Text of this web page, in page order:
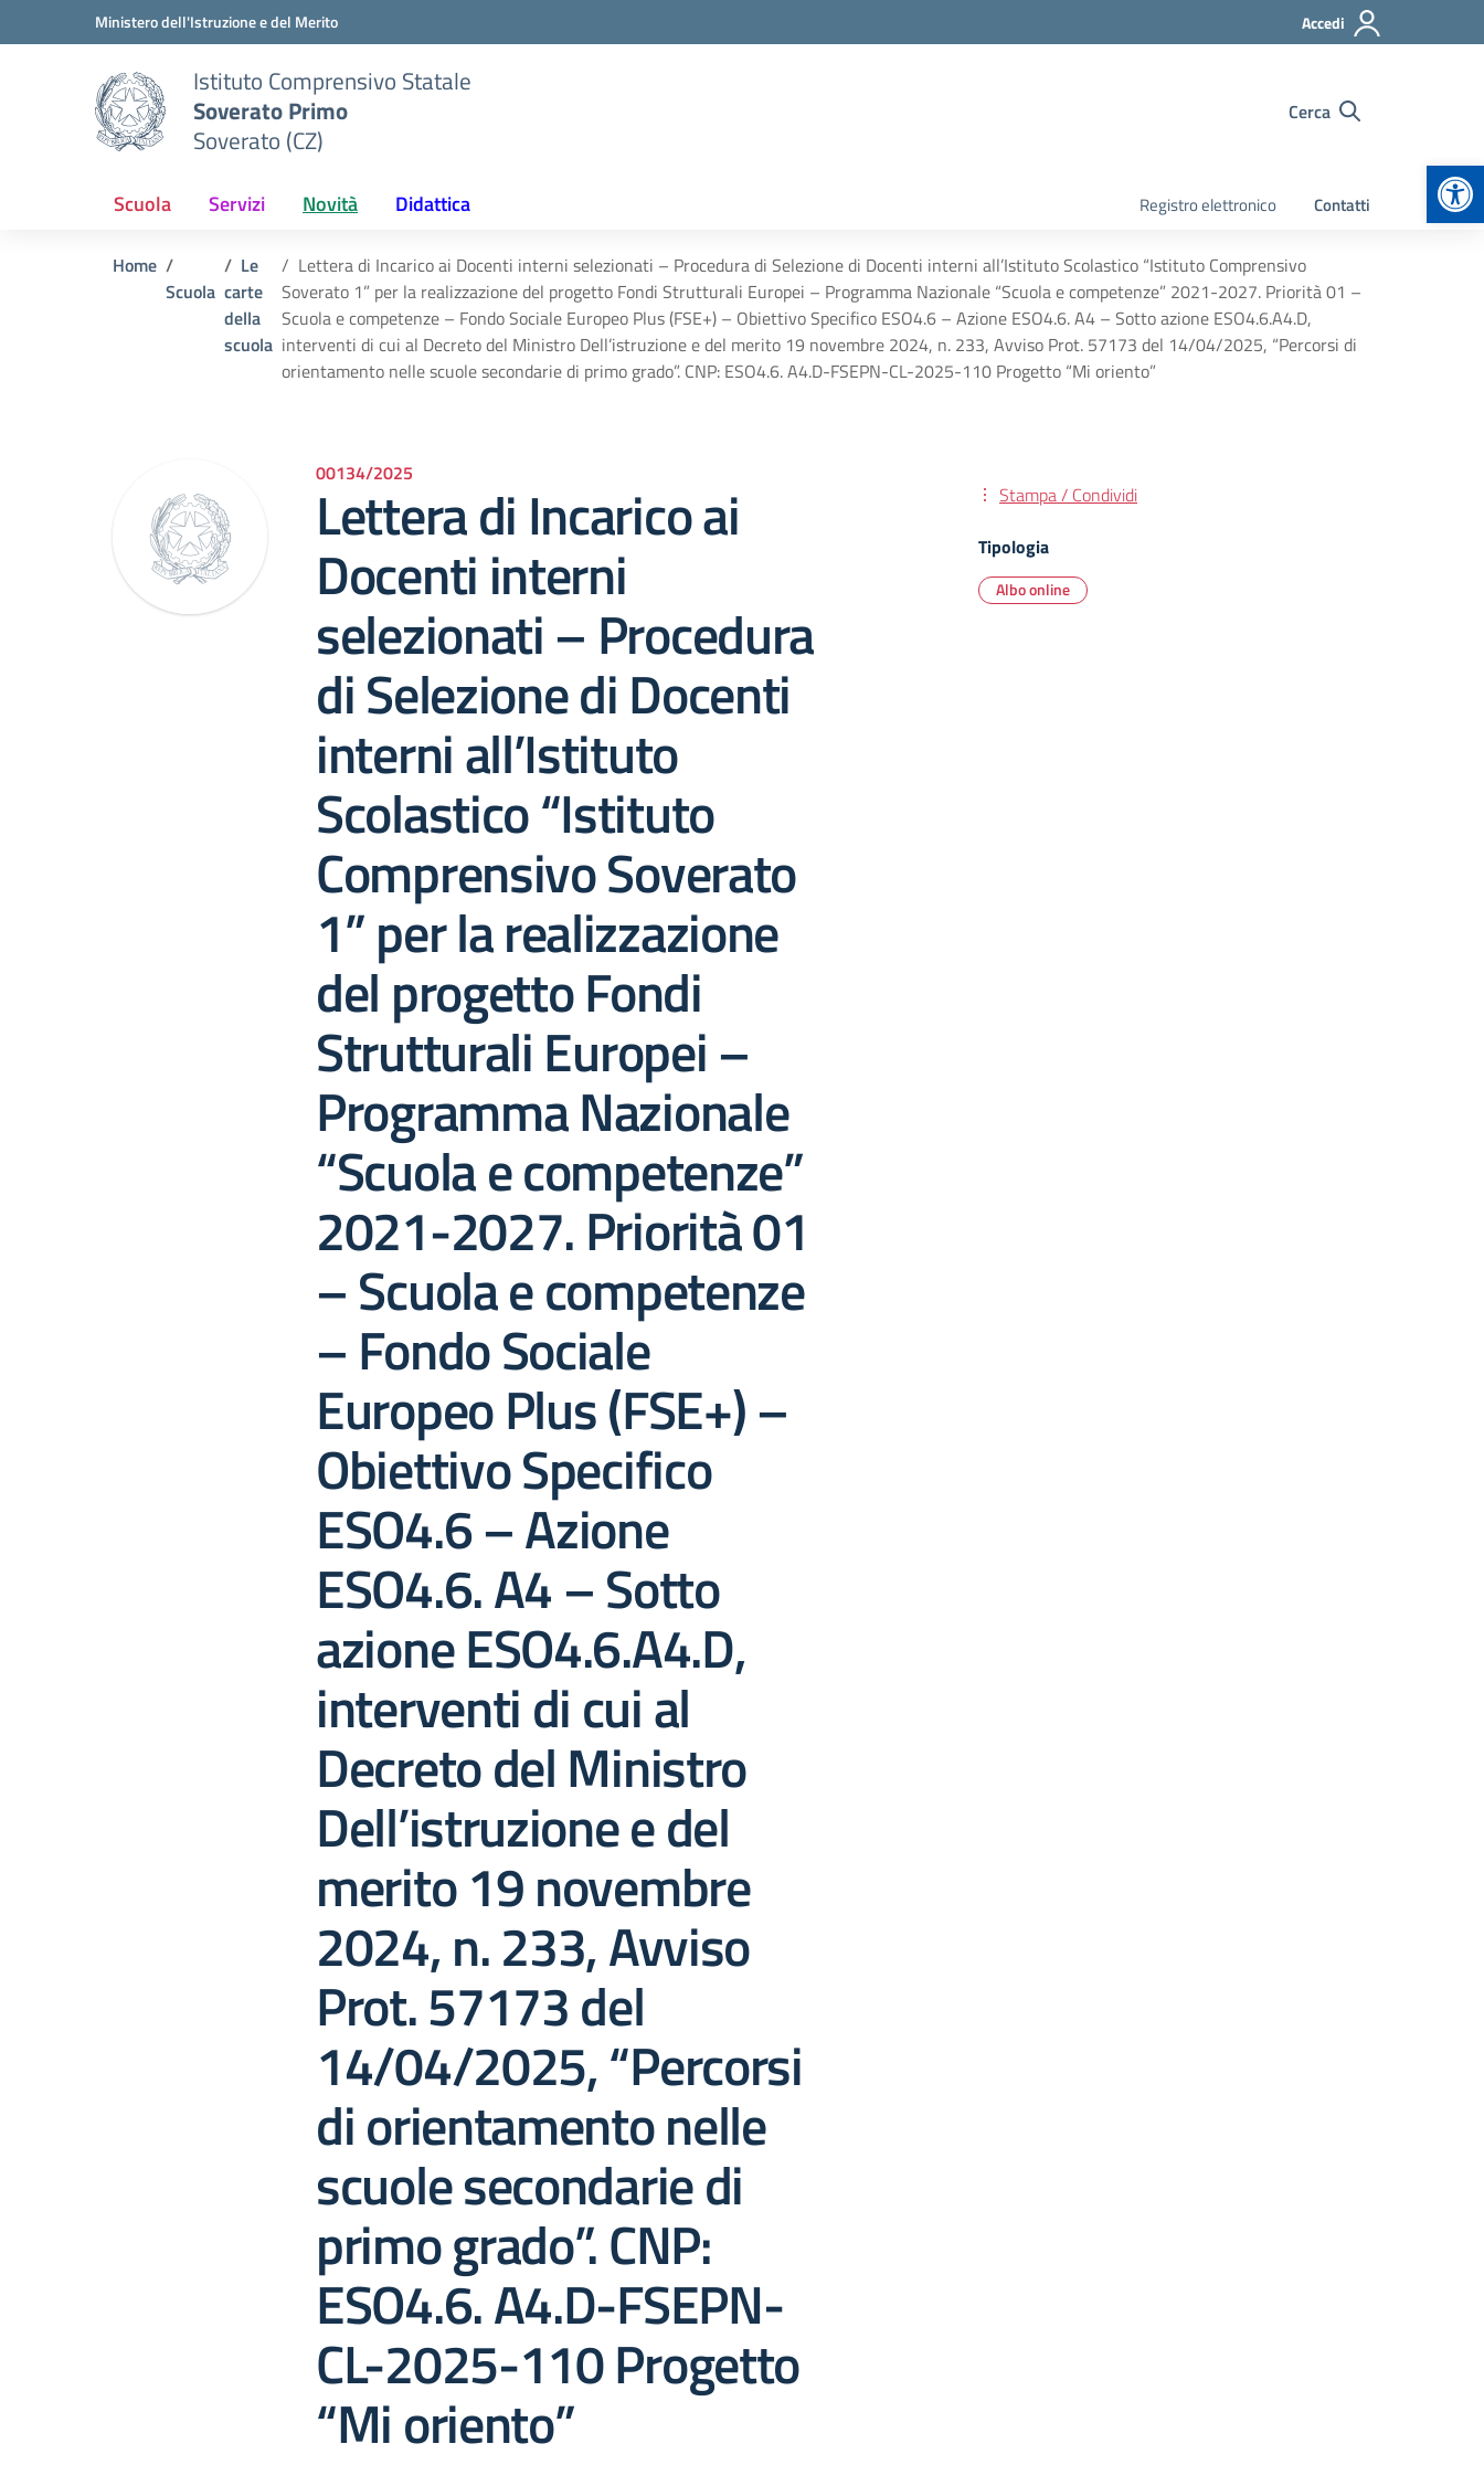
Vai ai contenuti
Vai al menu di navigazioneMinistero dell'Istruzione e del Merito Accedi
Istituto Comprensivo Statale
Soverato Primo
Soverato (CZ)
Cerca
Scuola Servizi Novità Didattica Registro elettronico Contatti
Home
Scuola
Le
carte
della
scuola
Lettera di Incarico ai Docenti interni selezionati – Procedura di Selezione di Docenti interni all’Istituto Scolastico “Istituto Comprensivo
Soverato 1” per la realizzazione del progetto Fondi Strutturali Europei – Programma Nazionale “Scuola e competenze” 2021-2027. Priorità 01 –
Scuola e competenze – Fondo Sociale Europeo Plus (FSE+) – Obiettivo Specifico ESO4.6 – Azione ESO4.6. A4 – Sotto azione ESO4.6.A4.D,
interventi di cui al Decreto del Ministro Dell’istruzione e del merito 19 novembre 2024, n. 233, Avviso Prot. 57173 del 14/04/2025, “Percorsi di
orientamento nelle scuole secondarie di primo grado”. CNP: ESO4.6. A4.D-FSEPN-CL-2025-110 Progetto “Mi oriento”
00134/2025
Lettera di Incarico ai
Docenti interni
selezionati – Procedura
di Selezione di Docenti
interni all’Istituto
Scolastico “Istituto
Comprensivo Soverato
1” per la realizzazione
del progetto Fondi
Strutturali Europei –
Programma Nazionale
“Scuola e competenze”
2021-2027. Priorità 01
– Scuola e competenze
– Fondo Sociale
Europeo Plus (FSE+) –
Obiettivo Specifico
ESO4.6 – Azione
ESO4.6. A4 – Sotto
azione ESO4.6.A4.D,
interventi di cui al
Decreto del Ministro
Dell’istruzione e del
merito 19 novembre
2024, n. 233, Avviso
Prot. 57173 del
14/04/2025, “Percorsi
di orientamento nelle
scuole secondarie di
primo grado”. CNP:
ESO4.6. A4.D-FSEPN-
CL-2025-110 Progetto
“Mi oriento”
Stampa / Condividi
Tipologia
Albo online